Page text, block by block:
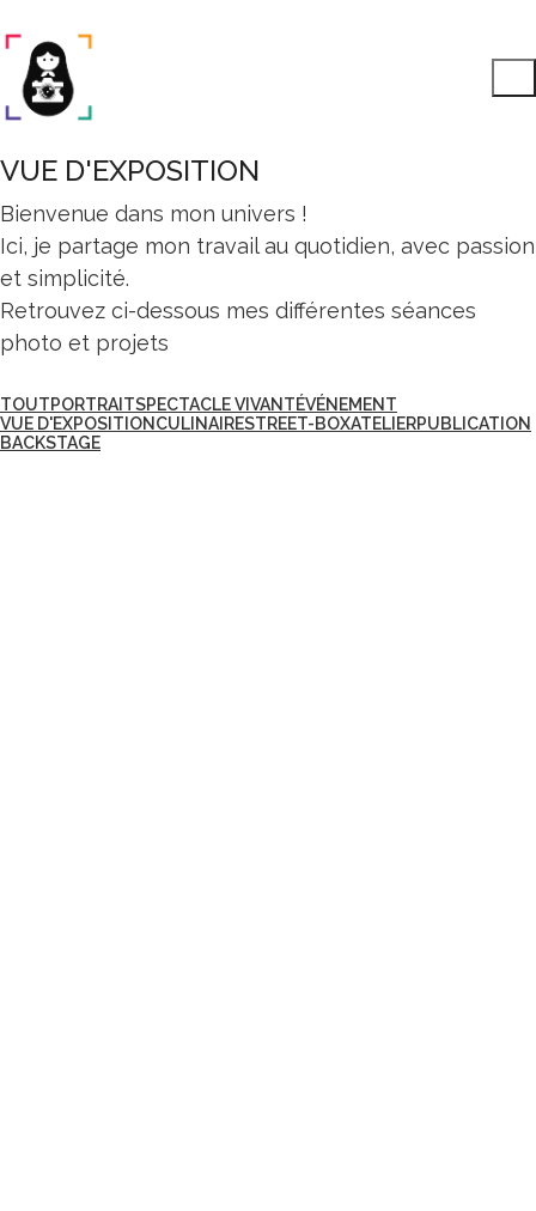
VUE D'EXPOSITION
Bienvenue dans mon univers !
Ici, je partage mon travail au quotidien, avec passion
et simplicité.
Retrouvez ci-dessous mes différentes séances
photo et projets
TOUTPORTRAITSPECTACLE VIVANTÉVÉNEMENT
VUE D'EXPOSITION CULINAIRESTREET-BOXATELIERPUBLICATION
BACKSTAGE